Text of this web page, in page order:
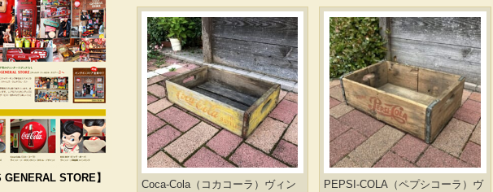
Coca-Cola（コカコーラ）ヴィン
PEPSI-COLA（ペプシコーラ）ヴ
GENERAL STORE】